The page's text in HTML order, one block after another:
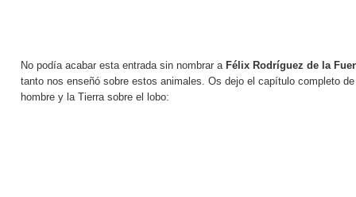
No podía acabar esta entrada sin nombrar a Félix Rodríguez de la
tanto nos enseñó sobre estos animales. Os dejo el capítulo completo
hombre y la Tierra sobre el lobo: